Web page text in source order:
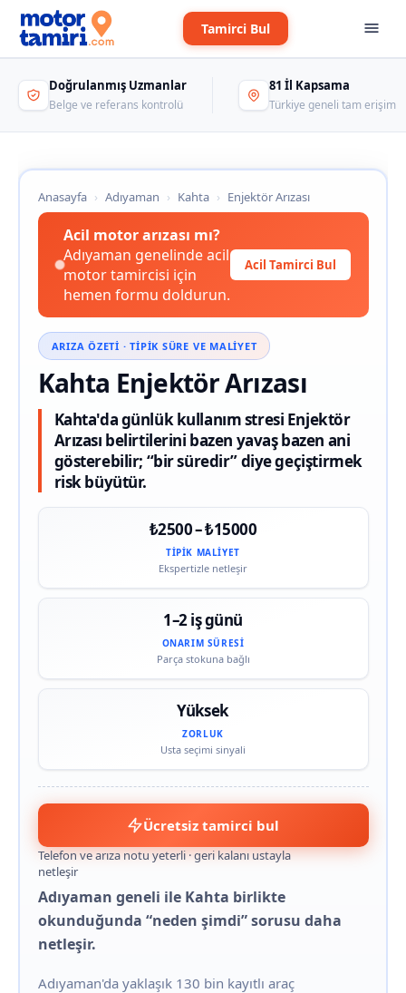
Tamirci Bul
Doğrulanmış Uzmanlar
Belge ve referans kontrolü
81 İl Kapsama
Türkiye geneli tam erişim
Anasayfa › Adıyaman › Kahta › Enjektör Arızası
Acil motor arızası mı?
Adıyaman genelinde acil
motor tamircisi için
hemen formu doldurun.
Acil Tamirci Bul
ARIZA ÖZETI · TIPIK SÜRE VE MALIYET
Kahta Enjektör Arızası
Kahta'da günlük kullanım stresi Enjektör
Arızası belirtilerini bazen yavaş bazen ani
gösterebilir; “bir süredir” diye geçiştirmek
risk büyütür.
₺2500 – ₺15000
TIPIK MALIYET
Ekspertizle netleşir
1–2 iş günü
ONARIM SÜRESI
Parça stokuna bağlı
Yüksek
ZORLUK
Usta seçimi sinyali
Ücretsiz tamirci bul
Telefon ve arıza notu yeterli · geri kalanı ustayla
netleşir
Adıyaman geneli ile Kahta birlikte
okunduğunda “neden şimdi” sorusu daha
netleşir.
Adıyaman'da yaklaşık 130 bin kayıtlı araç